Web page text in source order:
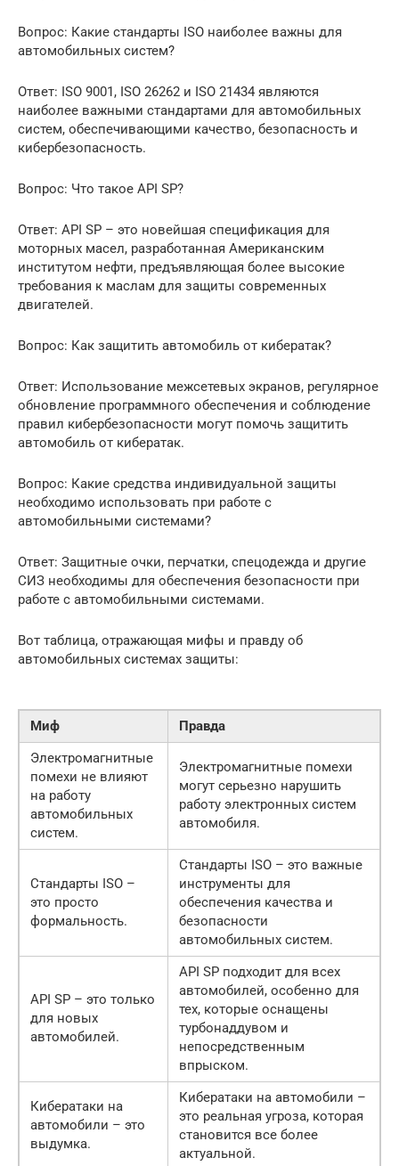
Вопрос: Какие стандарты ISO наиболее важны для
автомобильных систем?
Ответ: ISO 9001, ISO 26262 и ISO 21434 являются
наиболее важными стандартами для автомобильных
систем, обеспечивающими качество, безопасность и
кибербезопасность.
Вопрос: Что такое API SP?
Ответ: API SP – это новейшая спецификация для
моторных масел, разработанная Американским
институтом нефти, предъявляющая более высокие
требования к маслам для защиты современных
двигателей.
Вопрос: Как защитить автомобиль от кибератак?
Ответ: Использование межсетевых экранов, регулярное
обновление программного обеспечения и соблюдение
правил кибербезопасности могут помочь защитить
автомобиль от кибератак.
Вопрос: Какие средства индивидуальной защиты
необходимо использовать при работе с
автомобильными системами?
Ответ: Защитные очки, перчатки, спецодежда и другие
СИЗ необходимы для обеспечения безопасности при
работе с автомобильными системами.
Вот таблица, отражающая мифы и правду об
автомобильных системах защиты:
Миф
Правда
Электромагнитные
помехи не влияют
на работу
автомобильных
систем.
Электромагнитные помехи
могут серьезно нарушить
работу электронных систем
автомобиля.
Стандарты ISO –
это просто
формальность.
Стандарты ISO – это важные
инструменты для
обеспечения качества и
безопасности
автомобильных систем.
API SP – это только
для новых
автомобилей.
API SP подходит для всех
автомобилей, особенно для
тех, которые оснащены
турбонаддувом и
непосредственным
впрыском.
Кибератаки на
автомобили – это
выдумка.
Кибератаки на автомобили –
это реальная угроза, которая
становится все более
актуальной.